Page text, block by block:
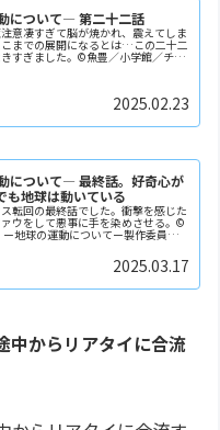
について― 第二十二話
意凄すぎて脳が焼かれ、震えてしま
までの展開になるとは…この二十二
すぎました。©魚豊／小学館／チ。
2025.02.23
について― 最終話。好奇心が
も地球は動いている
転回の最終話でした。衝撃を感じた
ウをして悪事に手を染めさせる。©
地球の運動についてー製作委員会
マゼイン」で安心しきっていたか...
2025.03.17
中からリアタイに合流